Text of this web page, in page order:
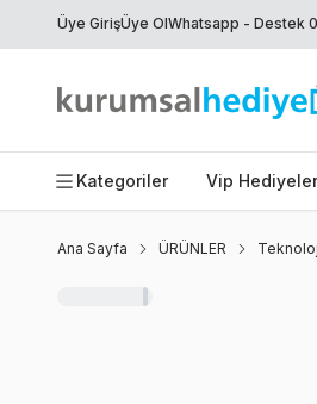
Üye GirişÜye OlWhatsapp - Destek
Kategoriler Vip Hediyeler
Ana Sayfa ÜRÜNLER